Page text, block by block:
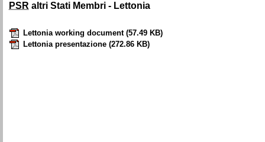
PSR altri Stati Membri - Lettonia
Lettonia working document(57.49 KB)
Lettonia presentazione (272.86 KB)